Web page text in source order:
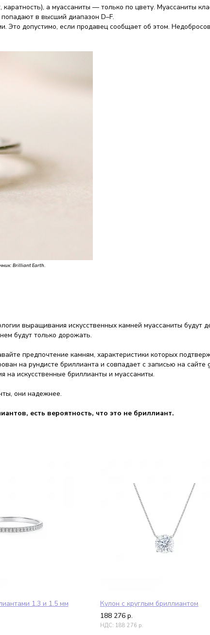
а муассаниты — только по цвету. Муассаниты
в высший диапазон D–F.
Это допустимо, если продавец сообщает об этом.
Brilliant Earth.
выращивания искусственных камней муассаниты будут
будут только дорожать.
предпочтение камням, характеристики которых
на рундисте бриллианта и совпадает с записью на
на искусственные бриллианты и муассаниты.
они надежнее.
есть вероятность, что это не бриллиант.
1.3 и 1.5 мм
Кулон с круглым бриллиантом
188 276 р.
НДС: 188 276 р.